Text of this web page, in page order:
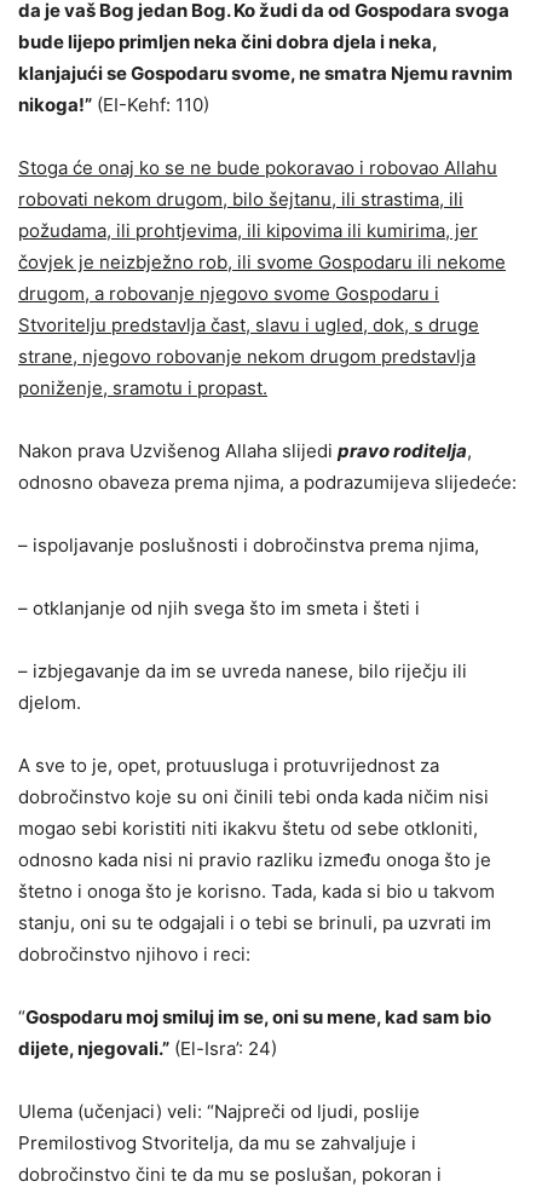
da je vaš Bog jedan Bog. Ko žudi da od Gospodara svoga
bude lijepo primljen neka čini dobra djela i neka,
klanjajući se Gospodaru svome, ne smatra Njemu ravnim
nikoga!” (EI-Kehf: 110)
Stoga će onaj ko se ne bude pokoravao i robovao Allahu
robovati nekom drugom, bilo šejtanu, ili strastima, ili
požudama, ili prohtjevima, ili kipovima ili kumirima, jer
čovjek je neizbježno rob, ili svome Gospodaru ili nekome
drugom, a robovanje njegovo svome Gospodaru i
Stvoritelju predstavlja čast, slavu i ugled, dok, s druge
strane, njegovo robovanje nekom drugom predstavlja
poniženje, sramotu i propast.
Nakon prava Uzvišenog Allaha slijedi pravo roditelja,
odnosno obaveza prema njima, a podrazumijeva slijedeće:
– ispoljavanje poslušnosti i dobročinstva prema njima,
– otklanjanje od njih svega što im smeta i šteti i
– izbjegavanje da im se uvreda nanese, bilo riječju ili
djelom.
A sve to je, opet, protuusluga i protuvrijednost za
dobročinstvo koje su oni činili tebi onda kada ničim nisi
mogao sebi koristiti niti ikakvu štetu od sebe otkloniti,
odnosno kada nisi ni pravio razliku između onoga što je
štetno i onoga što je korisno. Tada, kada si bio u takvom
stanju, oni su te odgajali i o tebi se brinuli, pa uzvrati im
dobročinstvo njihovo i reci:
“Gospodarumojsmiluj im se, oni su mene, kad sam bio
dijete, njegovali.” (El-Isra’: 24)
Ulema (učenjaci) veli: “Najpreči od ljudi, poslije
Premilostivog Stvoritelja, da mu se zahvaljuje i
dobročinstvo čini te da mu se poslušan, pokoran i